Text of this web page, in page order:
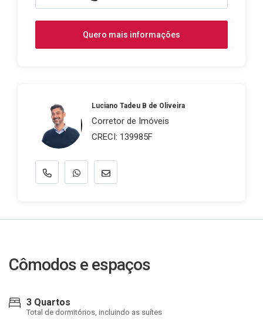
Quero mais informações
Luciano Tadeu B de Oliveira
Corretor de Imóveis
CRECI: 139985F
Cômodos e espaços
3 Quartos
Total de dormitórios, incluindo as suítes